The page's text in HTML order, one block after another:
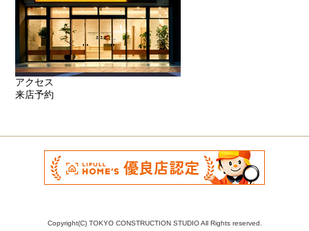
アクセス
来店予約
Copyright(C) TOKYO CONSTRUCTION STUDIO All Rights reserved.